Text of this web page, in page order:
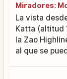
Miradores:
La vista
Katta (altitud
la Zao
al que se